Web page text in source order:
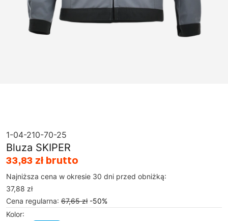
1-04-210-70-25
Bluza SKIPER
33,83 zł brutto
Najniższa cena w okresie 30 dni przed obniżką:
37,88 zł
Cena regularna: 67,65 zł -50%
Kolor: